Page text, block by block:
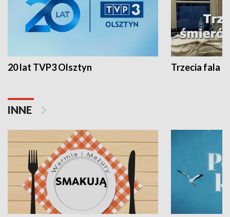
20 lat TVP3 Olsztyn Trzecia fala -
INNE